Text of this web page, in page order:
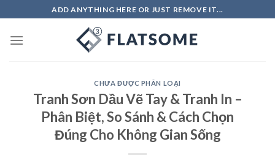
to
content
ADD ANYTHING HERE OR JUST REMOVE IT...
CHƯA ĐƯỢC PHÂN LOẠI
Tranh Sơn Dầu Vẽ Tay & Tranh In –
Phân Biệt, So Sánh & Cách Chọn
Đúng Cho Không Gian Sống